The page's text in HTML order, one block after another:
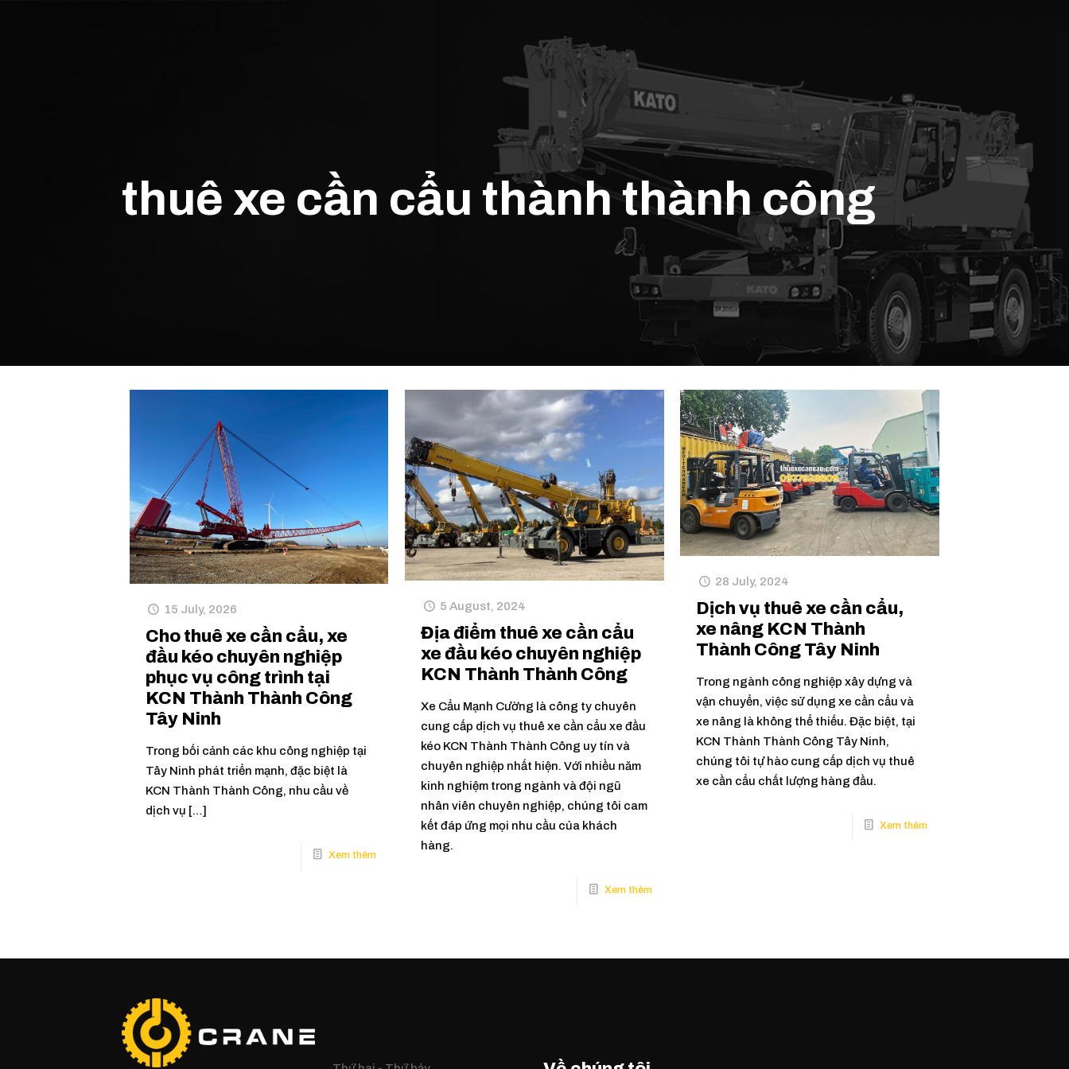
thuê xe cần cẩu thành thành công
15 July, 2026
Cho thuê xe cần cẩu, xe
đầu kéo chuyên nghiệp
phục vụ công trình tại
KCN Thành Thành Công
Tây Ninh
Trong bối cảnh các khu công nghiệp tại
Tây Ninh phát triển mạnh, đặc biệt là
KCN Thành Thành Công, nhu cầu về
dịch vụ […]
5 August, 2024
Địa điểm thuê xe cần cẩu
xe đầu kéo chuyên nghiệp
KCN Thành Thành Công
Xe Cẩu Mạnh Cường là công ty chuyên
cung cấp dịch vụ thuê xe cần cẩu xe đầu
kéo KCN Thành Thành Công uy tín và
chuyên nghiệp nhất hiện. Với nhiều năm
kinh nghiệm trong ngành và đội ngũ
nhân viên chuyên nghiệp, chúng tôi cam
kết đáp ứng mọi nhu cầu của khách
hàng.
28 July, 2024
Dịch vụ thuê xe cần cẩu,
xe nâng KCN Thành
Thành Công Tây Ninh
Trong ngành công nghiệp xây dựng và
vận chuyển, việc sử dụng xe cần cẩu và
xe nâng là không thể thiếu. Đặc biệt, tại
KCN Thành Thành Công Tây Ninh,
chúng tôi tự hào cung cấp dịch vụ thuê
xe cần cẩu chất lượng hàng đầu.